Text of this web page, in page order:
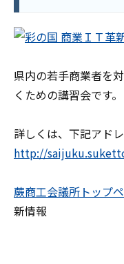
県内の若手商業者を
くための講習会です。
詳しくは、下記アド
http://
蕨商工会議所トップ
新情報